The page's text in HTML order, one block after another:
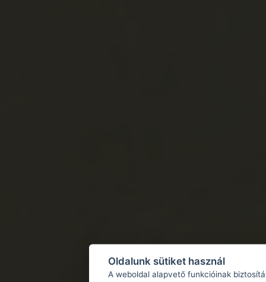
Oldalunk sütiket használ
A weboldal alapvető funkcióinak